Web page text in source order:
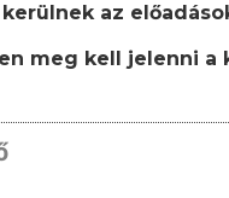
az
meg kell jelenni a